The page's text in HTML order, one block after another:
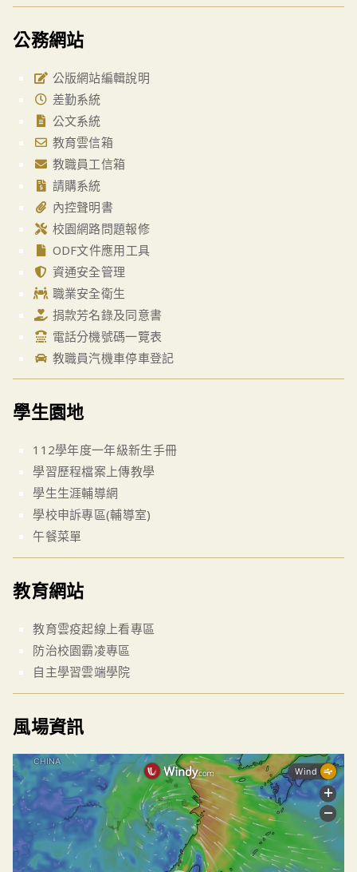
公務網站
公版網站編輯說明
差勤系統
公文系統
教育雲信箱
教職員工信箱
請購系統
內控聲明書
校園網路問題報修
ODF文件應用工具
資通安全管理
職業安全衛生
捐款芳名錄及同意書
電話分機號碼一覽表
教職員汽機車停車登記
學生園地
112學年度一年級新生手冊
學習歷程檔案上傳教學
學生生涯輔導網
學校申訴專區(輔導室)
午餐菜單
教育網站
教育雲疫起線上看專區
防治校園霸凌專區
自主學習雲端學院
風場資訊